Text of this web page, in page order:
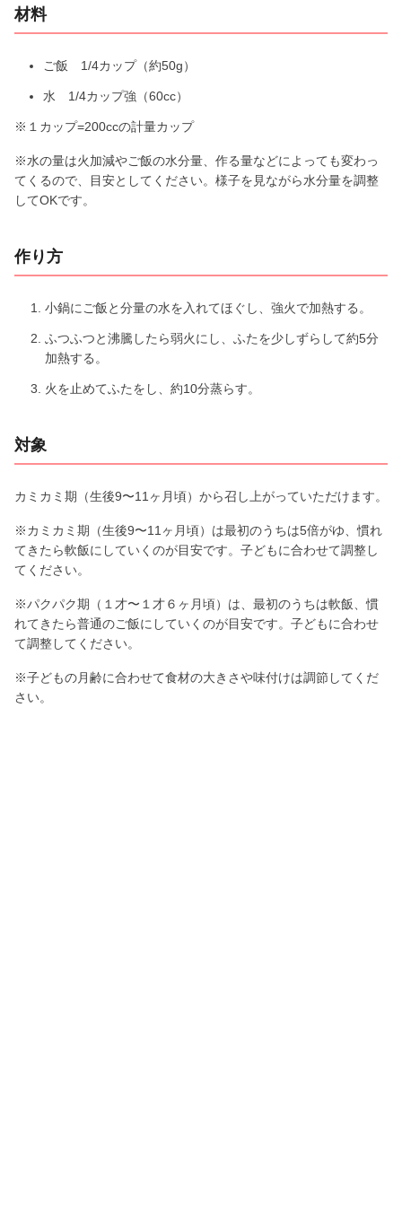
d
材料
ご飯 1/4カップ（約50g）
水 1/4カップ強（60cc）
※１カップ=200ccの計量カップ
※水の量は火加減やご飯の水分量、作る量などによっても変わっ
てくるので、目安としてください。様子を見ながら水分量を調整
してOKです。
作り方
小鍋にご飯と分量の水を入れてほぐし、強火で加熱する。
ふつふつと沸騰したら弱火にし、ふたを少しずらして約5分
加熱する。
火を止めてふたをし、約10分蒸らす。
対象
カミカミ期（生後9〜11ヶ月頃）から召し上がっていただけます。
※カミカミ期（生後9〜11ヶ月頃）は最初のうちは5倍がゆ、慣れ
てきたら軟飯にしていくのが目安です。子どもに合わせて調整し
てください。
※パクパク期（１才〜１才６ヶ月頃）は、最初のうちは軟飯、慣
れてきたら普通のご飯にしていくのが目安です。子どもに合わせ
て調整してください。
※子どもの月齢に合わせて食材の大きさや味付けは調節してくだ
さい。